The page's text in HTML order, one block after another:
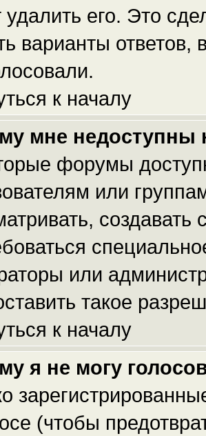
удалить его. Это
варианты ответов,
к началу
мне
форумы
или
или
такое
к началу
я не могу
(чтобы